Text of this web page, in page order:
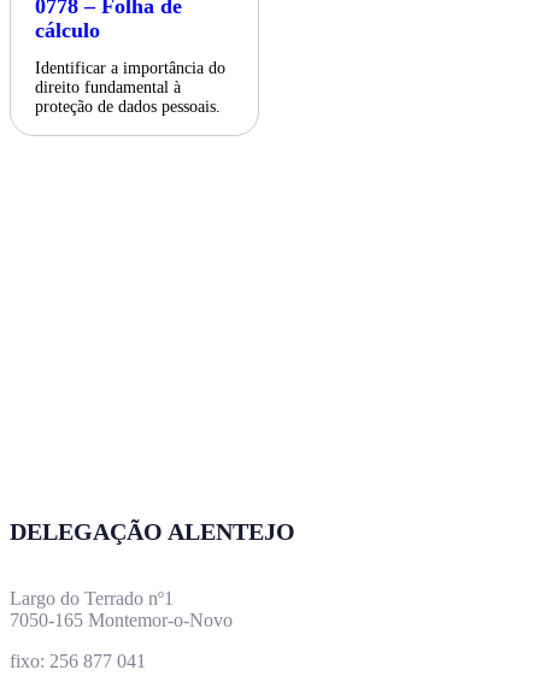
0778 – Folha de
cálculo
Identificar a importância do
direito fundamental à
proteção de dados pessoais.
DELEGAÇÃO ALENTEJO
Largo do Terrado nº1
7050-165 Montemor-o-Novo
fixo: 256 877 041